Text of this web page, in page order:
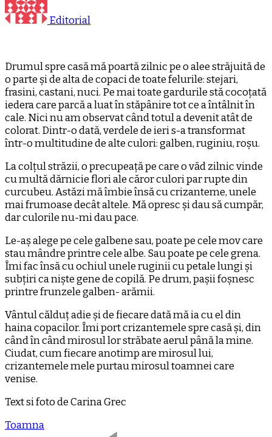
Editorial
Drumul spre casă mă poartă zilnic pe o alee străjuită de
o parte și de alta de copaci de toate felurile: stejari,
frasini, castani, nuci. Pe mai toate gardurile stă cocoțată
iedera care parcă a luat în stăpânire tot ce a întâlnit în
cale. Nici nu am observat când totul a devenit atât de
colorat. Dintr-o dată, verdele de ieri s-a transformat
într-o multitudine de alte culori: galben, ruginiu, roșu.
La colțul străzii, o precupeață pe care o văd zilnic vinde
cu multă dărnicie flori ale căror culori par rupte din
curcubeu. Astăzi mă îmbie însă cu crizanteme, unele
mai frumoase decât altele. Mă opresc și dau să cumpăr,
dar culorile nu-mi dau pace.
Le-aș alege pe cele galbene sau, poate pe cele mov care
stau mândre printre cele albe. Sau poate pe cele grena.
Îmi fac însă cu ochiul unele ruginii cu petale lungi și
subțiri ca niște gene de copilă. Pe drum, pașii foșnesc
printre frunzele galben- arămii.
Vântul călduț adie și de fiecare dată mă ia cu el din
haina copacilor. Îmi port crizantemele spre casă și, din
când în când mirosul lor străbate aerul până la mine.
Ciudat, cum fiecare anotimp are mirosul lui,
crizantemele mele purtau mirosul toamnei care
venise.
Text si foto de Carina Grec
Toamna